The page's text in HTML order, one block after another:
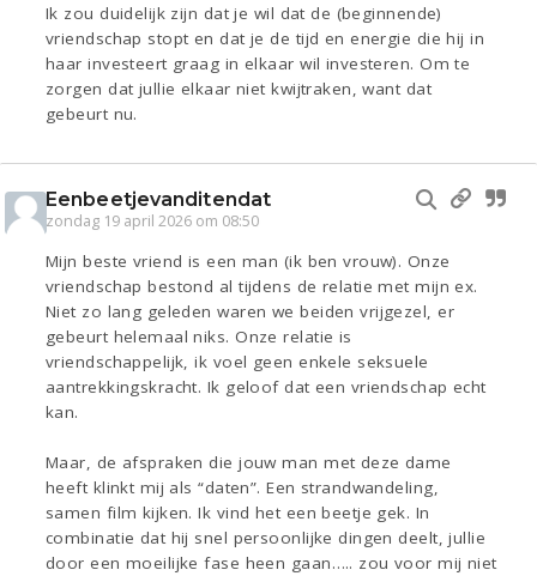
Ik zou duidelijk zijn dat je wil dat de (beginnende)
vriendschap stopt en dat je de tijd en energie die hij in
haar investeert graag in elkaar wil investeren. Om te
zorgen dat jullie elkaar niet kwijtraken, want dat
gebeurt nu.
Eenbeetjevanditendat
zondag 19 april 2026 om 08:50
Mijn beste vriend is een man (ik ben vrouw). Onze
vriendschap bestond al tijdens de relatie met mijn ex.
Niet zo lang geleden waren we beiden vrijgezel, er
gebeurt helemaal niks. Onze relatie is
vriendschappelijk, ik voel geen enkele seksuele
aantrekkingskracht. Ik geloof dat een vriendschap echt
kan.
Maar, de afspraken die jouw man met deze dame
heeft klinkt mij als “daten”. Een strandwandeling,
samen film kijken. Ik vind het een beetje gek. In
combinatie dat hij snel persoonlijke dingen deelt, jullie
door een moeilijke fase heen gaan….. zou voor mij niet